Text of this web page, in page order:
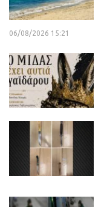
06/08/2026 15:21